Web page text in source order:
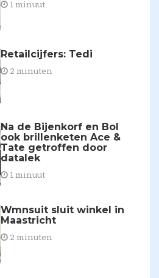
1 minuut
Retailcijfers: Tedi
2 minuten
Na de Bijenkorf en Bol
ook brillenketen Ace &
Tate getroffen door
datalek
1 minuut
Wmnsuit sluit winkel in
Maastricht
2 minuten